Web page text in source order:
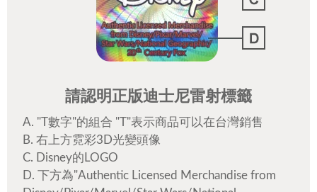
請認明正版迪士尼雷射標籤
A. "T數字"的組合 "T"表示商品可以在台灣銷售
B. 右上方霓彩3D光變頭像
C. Disney的LOGO
D. 下方為"Authentic Licensed Merchandise from